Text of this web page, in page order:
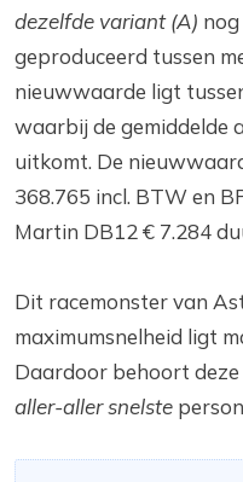
dezelfde variant (A)
geproduceerd tussen
nieuwwaarde ligt
waarbij de gemiddelde
uitkomt. De
368.765 incl. BTW en
Martin DB12 € 7.284
Dit racemonster van
maximumsnelheid ligt
Daardoor behoort
aller-aller snelste